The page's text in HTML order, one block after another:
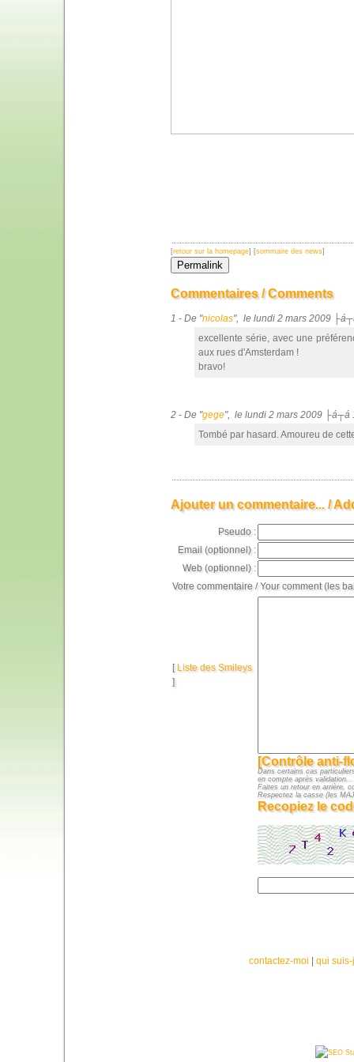
[retour sur la homepage] [sommaire des news]
Commentaires / Comments
1 - De "nicolas", le lundi 2 mars 2009
excellente série, avec une
aux rues d'Amsterdam !
bravo!
2 - De "gege", le lundi 2 mars 2009 ├á┬á
Tombé par hasard. Amoureu de
Ajouter un commentaire... /
Pseudo :
Email (optionnel) :
Web (optionnel) :
Votre commentaire / Your comment (les
[ Liste des Smileys
]
[Contrôle anti-
Dans certains cas
en compte après
Faites un retour en arrière,
Respectez la casse (les
Recopiez le
contactez-moi qui